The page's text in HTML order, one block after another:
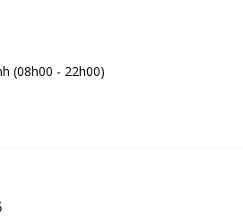
môi trường thiếu sáng.
rõ nét vào ban đêm mà
(08h00 - 22h00)